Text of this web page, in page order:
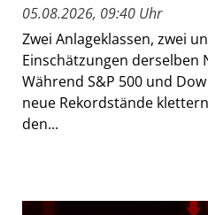
05.08.2026, 09:40 Uhr
Zwei Anlageklassen, zwei
Einschätzungen derselben
Während S&P 500 und
neue Rekordstände
den...